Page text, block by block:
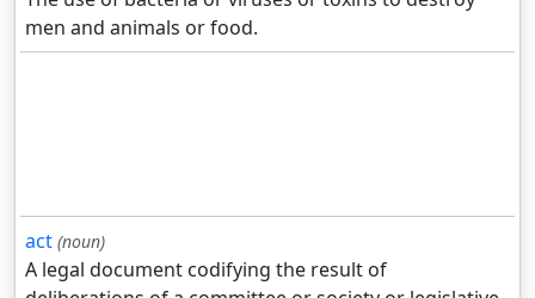
men and animals or food.
act (noun)
A legal document codifying the result of